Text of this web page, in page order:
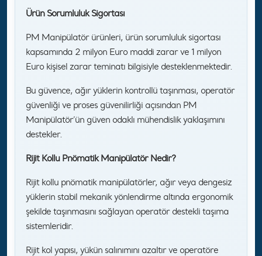
Ürün Sorumluluk Sigortası
PM Manipülatör ürünleri, ürün sorumluluk sigortası
kapsamında 2 milyon Euro maddi zarar ve 1 milyon
Euro kişisel zarar teminatı bilgisiyle desteklenmektedir.
Bu güvence, ağır yüklerin kontrollü taşınması, operatör
güvenliği ve proses güvenilirliği açısından PM
Manipülatör’ün güven odaklı mühendislik yaklaşımını
destekler.
Rijit Kollu Pnömatik Manipülatör Nedir?
Rijit kollu pnömatik manipülatörler, ağır veya dengesiz
yüklerin stabil mekanik yönlendirme altında ergonomik
şekilde taşınmasını sağlayan operatör destekli taşıma
sistemleridir.
Rijit kol yapısı, yükün salınımını azaltır ve operatöre